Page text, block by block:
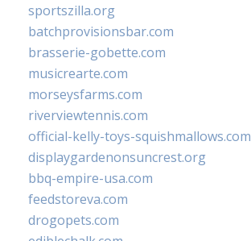
sportszilla.org
batchprovisionsbar.com
brasserie-gobette.com
musicrearte.com
morseysfarms.com
riverviewtennis.com
official-kelly-toys-squishmallows.com
displaygardenonsuncrest.org
bbq-empire-usa.com
feedstoreva.com
drogopets.com